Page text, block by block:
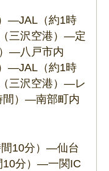
―JAL（約1時
三沢空港）―定
―八戸市内
―JAL（約1時
三沢空港）―レ
間）―南部町内
間10分）―仙台
10分）―一関IC